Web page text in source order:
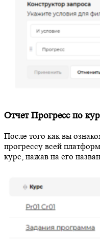
Отчет Прогресс по
После того как вы
прогрессу всей
курс, нажав на его